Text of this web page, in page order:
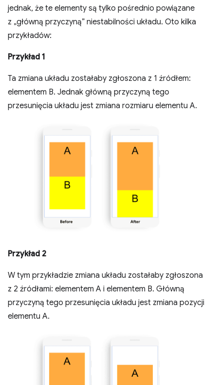
jednak, że te elementy są tylko pośrednio powiązane
z „główną przyczyną” niestabilności układu. Oto kilka
przykładów:
Przykład 1
Ta zmiana układu zostałaby zgłoszona z 1 źródłem:
elementem B. Jednak główną przyczyną tego
przesunięcia układu jest zmiana rozmiaru elementu A.
Przykład 2
W tym przykładzie zmiana układu zostałaby zgłoszona
z 2 źródłami: elementem A i elementem B. Główną
przyczyną tego przesunięcia układu jest zmiana pozycji
elementu A.